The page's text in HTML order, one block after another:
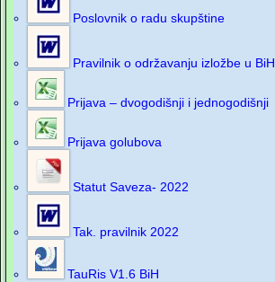
Poslovnik o radu skupštine
Pravilnik o održavanju izložbe u BiH
Prijava – dvogodišnji i jednogodišnji
Prijava golubova
Statut Saveza- 2022
Tak. pravilnik 2022
TauRis V1.6 BiH